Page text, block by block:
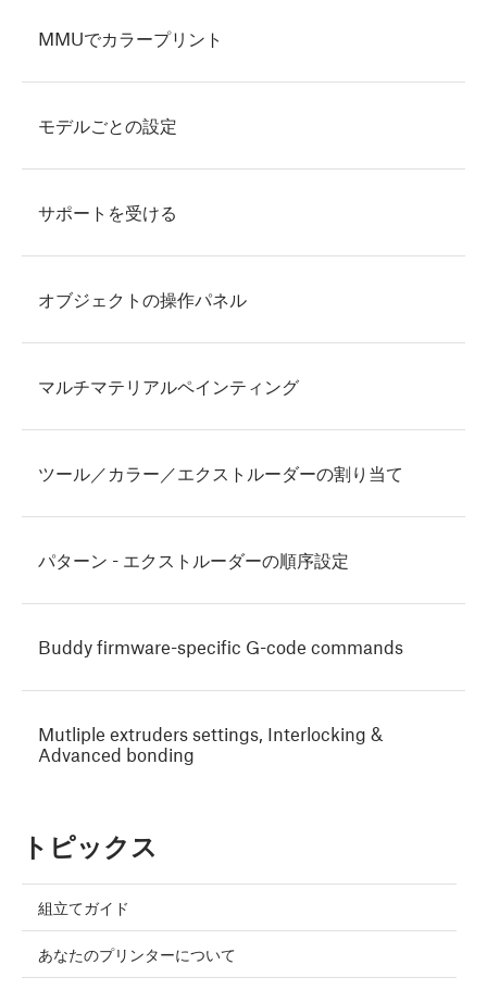
MMUでカラープリント
モデルごとの設定
サポートを受ける
オブジェクトの操作パネル
マルチマテリアルペインティング
ツール／カラー／エクストルーダーの割り当て
パターン - エクストルーダーの順序設定
Buddy firmware-specific G-code commands
Mutliple extruders settings, Interlocking &
Advanced bonding
トピックス
組立てガイド
あなたのプリンターについて